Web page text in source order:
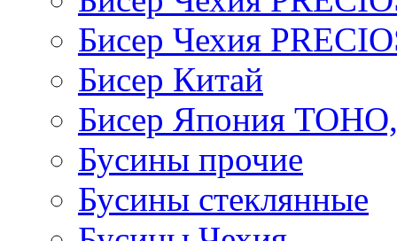
Бисер Чехия
Бисер Китай
Бисер Япония
Бусины прочие
Бусины стеклянные